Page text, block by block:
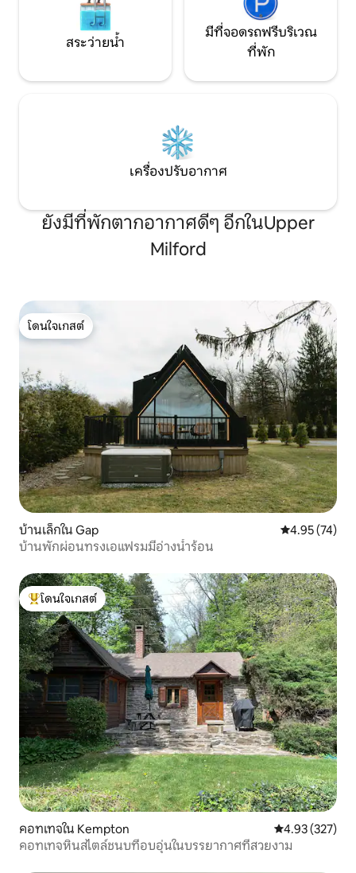
สระว่ายน้ำ
มีที่จอดรถฟรีบริเวณ
ที่พัก
เครื่องปรับอากาศ
ยังมีที่พักตากอากาศดีๆ อีกในUpper
Milford
โดนใจเกสต์
โดนใจเกสต์
บ้านเล็กใน Gap คะแนนเฉลี่ย
4.95 (74)
บ้านพักผ่อนทรงเอแฟรมมีอ่างน้ำร้อน
โดนใจเกสต์ที่สุด
โดนใจเกสต์
คอทเทจใน Kempton คะแนนเฉลี่ย
4.93 (327)
คอทเทจหินสไตล์ชนบที่อบอุ่นในบรรยากาศที่สวยงาม